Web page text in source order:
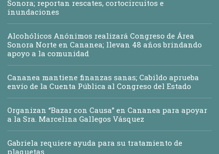
Sonora; reportan rescates, cortocircuitos e
inundaciones
Alcohólicos Anónimos realizará Congreso de Área
Sonora Norte en Cananea; llevan 48 años brindando
apoyo a la comunidad
Cananea mantiene finanzas sanas; Cabildo aprueba
envío de la Cuenta Pública al Congreso del Estado
Organizan “Bazar con Causa” en Cananea para apoyar
a la Sra. Marcelina Gallegos Vásquez
Gabriela requiere ayuda para su tratamiento de
plaquetas